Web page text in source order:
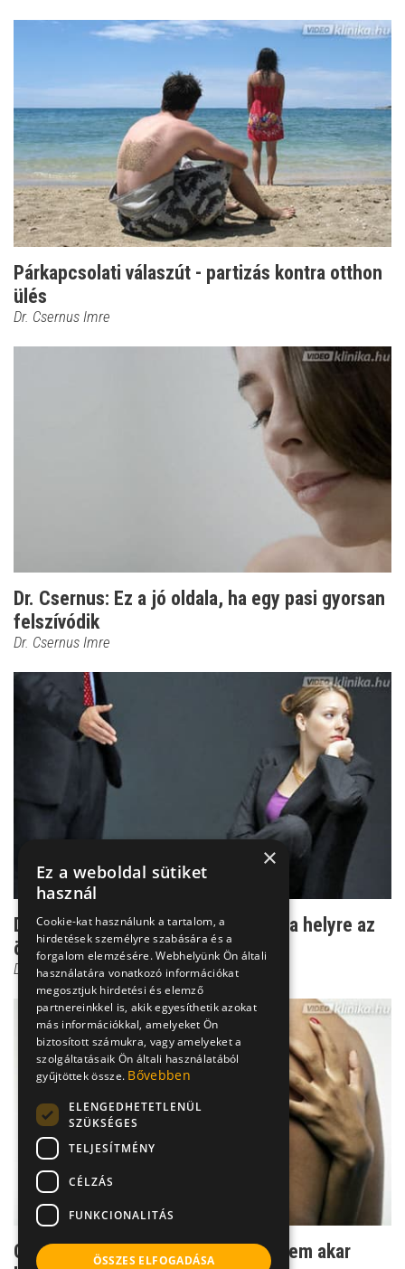
Párkapcsolati válaszút - partizás kontra otthon
ülés
Dr. Csernus Imre
Dr. Csernus: Ez a jó oldala, ha egy pasi gyorsan
felszívódik
Dr. Csernus Imre
Dr. Csernus: egy szerető nem hozza helyre az
önbizalmad!
Dr. Csernus Imre
Csernus: Női hiba - amikor a férfi nem akar
×
Ez a weboldal sütiket
használ
Cookie-kat használunk a tartalom, a
hirdetések személyre szabására és a
forgalom elemzésére. Webhelyünk Ön általi
használatára vonatkozó információkat
megosztjuk hirdetési és elemző
partnereinkkel is, akik egyesíthetik azokat
más információkkal, amelyeket Ön
biztosított számukra, vagy amelyeket a
szolgáltatásaik Ön általi használatából
gyűjtöttek össze. Bővebben
ELENGEDHETETLENÜL
SZÜKSÉGES
TELJESÍTMÉNY
CÉLZÁS
FUNKCIONALITÁS
ÖSSZES ELFOGADÁSA